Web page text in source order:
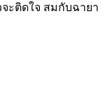
ะติดใจ สมกับฉายา